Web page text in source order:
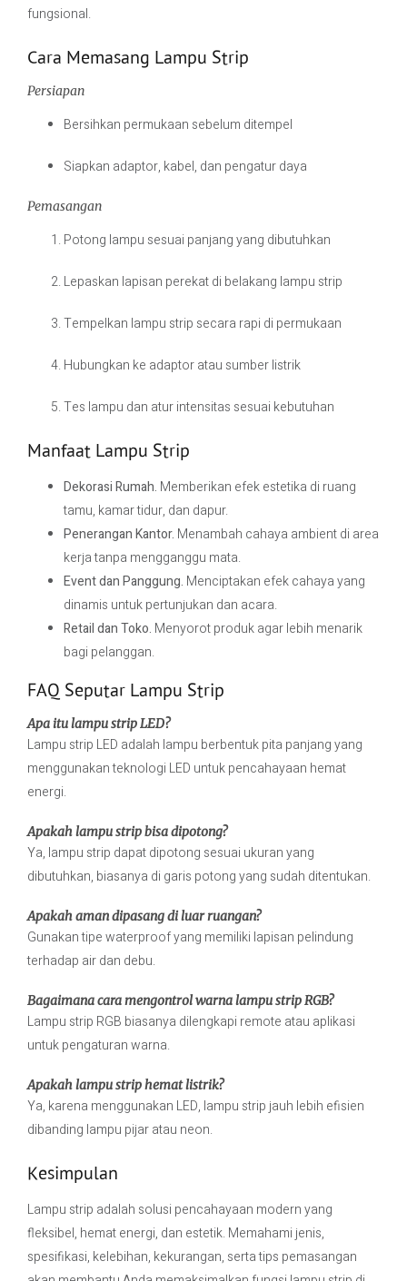
fungsional.
Cara Memasang Lampu Strip
Persiapan
Bersihkan permukaan sebelum ditempel
Siapkan adaptor, kabel, dan pengatur daya
Pemasangan
Potong lampu sesuai panjang yang dibutuhkan
Lepaskan lapisan perekat di belakang lampu strip
Tempelkan lampu strip secara rapi di permukaan
Hubungkan ke adaptor atau sumber listrik
Tes lampu dan atur intensitas sesuai kebutuhan
Manfaat Lampu Strip
Dekorasi Rumah. Memberikan efek estetika di ruang
tamu, kamar tidur, dan dapur.
Penerangan Kantor. Menambah cahaya ambient di area
kerja tanpa mengganggu mata.
Event dan Panggung. Menciptakan efek cahaya yang
dinamis untuk pertunjukan dan acara.
Retail dan Toko. Menyorot produk agar lebih menarik
bagi pelanggan.
FAQ Seputar Lampu Strip
Apa itu lampu strip LED?
Lampu strip LED adalah lampu berbentuk pita panjang yang
menggunakan teknologi LED untuk pencahayaan hemat
energi.
Apakah lampu strip bisa dipotong?
Ya, lampu strip dapat dipotong sesuai ukuran yang
dibutuhkan, biasanya di garis potong yang sudah ditentukan.
Apakah aman dipasang di luar ruangan?
Gunakan tipe waterproof yang memiliki lapisan pelindung
terhadap air dan debu.
Bagaimana cara mengontrol warna lampu strip RGB?
Lampu strip RGB biasanya dilengkapi remote atau aplikasi
untuk pengaturan warna.
Apakah lampu strip hemat listrik?
Ya, karena menggunakan LED, lampu strip jauh lebih efisien
dibanding lampu pijar atau neon.
Kesimpulan
Lampu strip adalah solusi pencahayaan modern yang
fleksibel, hemat energi, dan estetik. Memahami jenis,
spesifikasi, kelebihan, kekurangan, serta tips pemasangan